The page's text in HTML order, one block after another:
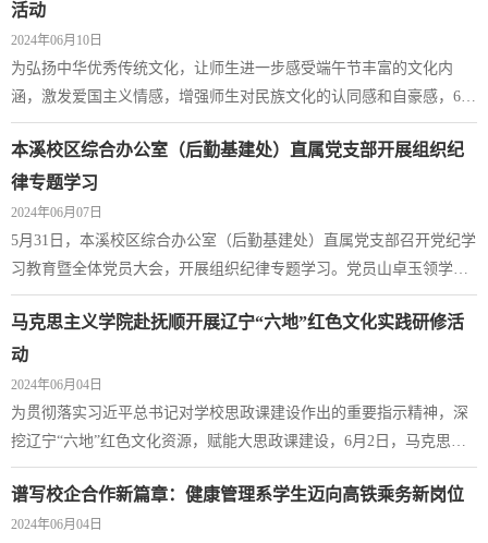
部三名预备党员韩晶、赵新一、周围作交流发言。直属党支部书记刘
晓辉主持会议并讲授专题党课，全体党员及预备党员参加会议。刘晓
辉书记以《坚持高线守住底线筑牢防线—...
活动
2024年06月10日
为弘扬中华优秀传统文化，让师生进一步感受端午节丰富的文化内
涵，激发爱国主义情感，增强师生对民族文化的认同感和自豪感，6月
7日-9日，药学系党总支组织开展“悠悠艾草香 端午情意长”浓香端午节
系列活动。一、浓情端午，送“艾”心到寝室。6月7日，药学系党总支
书记刘博带领师生来到寝室，在端午佳节来临之际，为药学系学生寝
室门外挂上新鲜的艾草挂束。艾草具有温阳、散寒、通络、止血等作
用，每逢端午佳节，会用插艾草来避...
本溪校区综合办公室（后勤基建处）直属党支部开展组织纪
律专题学习
2024年06月07日
5月31日，本溪校区综合办公室（后勤基建处）直属党支部召开党纪学
习教育暨全体党员大会，开展组织纪律专题学习。党员山卓玉领学
《中国共产党纪律处分条例》第二编分则：第七章对违反组织纪律行
为的处分。支部党员赵祺、葛云鹏作交流发言。会议由直属党支部书
记刘晓辉主持，全体党员参加会议。会上，刘晓辉书记领学习近平在
二十届中央纪委三次全会上发表重要讲话《深入推进党的自我革命坚
决打赢反腐败斗争攻坚战持久战》，组织委...
马克思主义学院赴抚顺开展辽宁“六地”红色文化实践研修活
动
2024年06月04日
为贯彻落实习近平总书记对学校思政课建设作出的重要指示精神，深
挖辽宁“六地”红色文化资源，赋能大思政课建设，6月2日，马克思主
义学院组织思政课教师赴抚顺开展实践研修活动。习近平总书记曾围
绕雷锋精神的时代价值作出重要论述，指出“要深刻把握雷锋精神的时
代内涵让雷锋精神在新时代绽放更加璀璨的光芒，为全面建设社会主
谱写校企合作新篇章：健康管理系学生迈向高铁乘务新岗位
2024年06月04日